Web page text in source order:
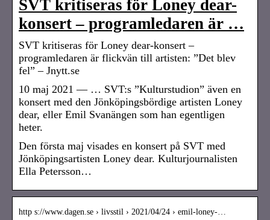
SVT kritiseras för Loney dear-
konsert – programledaren är …
SVT kritiseras för Loney dear-konsert –
programledaren är flickvän till artisten: ”Det blev
fel” – Jnytt.se
10 maj 2021 — … SVT:s ”Kulturstudion” även en
konsert med den Jönköpingsbördige artisten Loney
dear, eller Emil Svanängen som han egentligen
heter.
Den första maj visades en konsert på SVT med
Jönköpingsartisten Loney dear. Kulturjournalisten
Ella Petersson…
http s://www.dagen.se › livsstil › 2021/04/24 › emil-loney-…